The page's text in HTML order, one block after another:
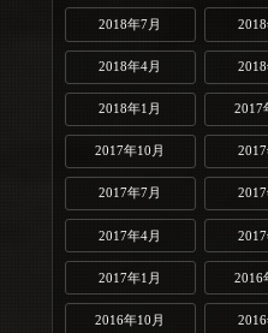
2018年7月
2018年4月
2018年1月 2017
2017年10月 2017
2017年7月 2017
2017年4月
2017年1月 2016
2016年10月